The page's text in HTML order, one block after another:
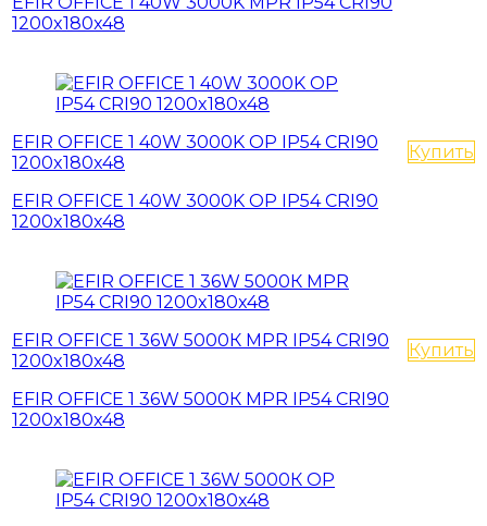
1200x180x48
EFIR OFFICE 1 40W 3000K OP IP54 CRI90
1200x180x48
EFIR OFFICE 1 40W 3000K OP IP54 CRI90
1200x180x48
Купить
EFIR OFFICE 1 36W 5000К MPR IP54 CRI90
1200x180x48
EFIR OFFICE 1 36W 5000К MPR IP54 CRI90
1200x180x48
Купить